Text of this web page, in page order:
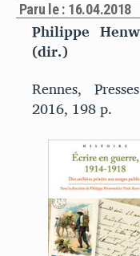
Paru le : 16.04.2018
Philippe
(dir.)
Rennes,
2016, 198 p.